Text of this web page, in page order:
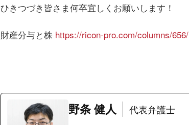
ひきつづき皆さま何卒宜しくお願いします！
財産分与と株 https://ricon-pro.com/columns/656/
野条 健人 代表弁護士